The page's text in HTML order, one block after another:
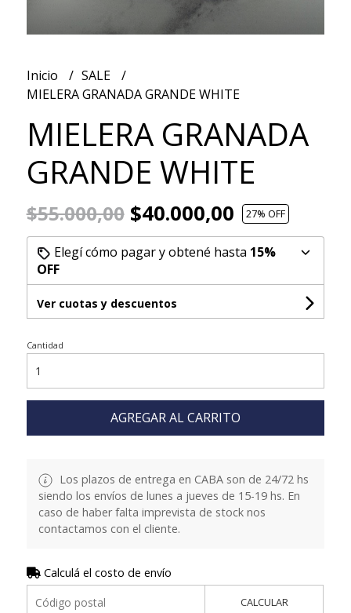
Inicio
SALE
MIELERA GRANADA GRANDE WHITE
MIELERA GRANADA
GRANDE WHITE
$55.000,00$40.000,00 27% OFF
Elegí cómo pagar y obtené hasta 15%
OFF
Ver cuotas y descuentos
Cantidad
AGREGAR AL CARRITO
Los plazos de entrega en CABA son de 24/72 hs
siendo los envíos de lunes a jueves de 15-19 hs. En
caso de haber falta imprevista de stock nos
contactamos con el cliente.
Calculá el costo de envío
CALCULAR